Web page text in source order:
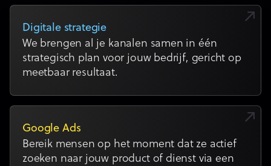
Digitale strategie
We brengen al je kanalen samen in één
strategisch plan voor jouw bedrijf, gericht op
meetbaar resultaat.
Google Ads
Bereik mensen op het moment dat ze actief
zoeken naar jouw product of dienst via een